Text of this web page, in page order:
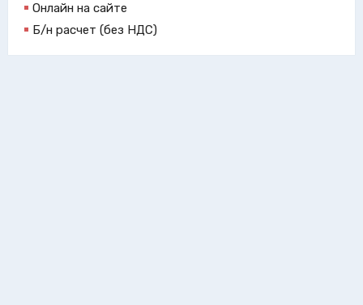
Онлайн на сайте
Б/н расчет (без НДС)